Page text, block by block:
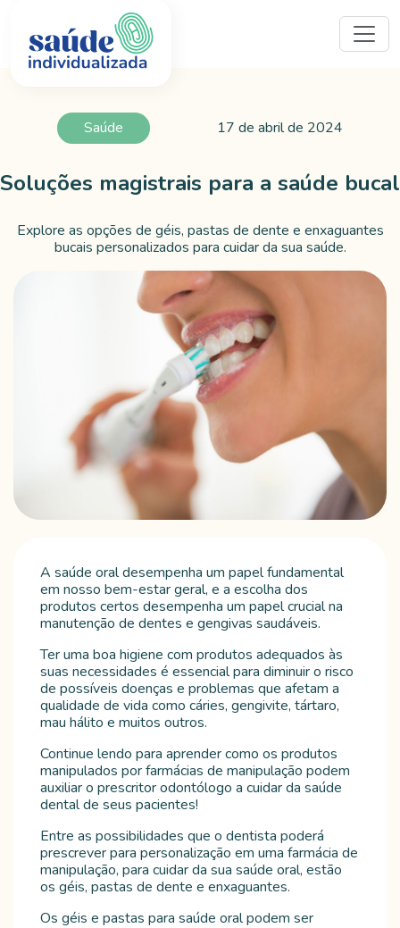
Saúde 17 de abril de 2024
Soluções magistrais para a saúde bucal
Explore as opções de géis, pastas de dente e enxaguantes
bucais personalizados para cuidar da sua saúde.
A saúde oral desempenha um papel fundamental
em nosso bem-estar geral, e a escolha dos
produtos certos desempenha um papel crucial na
manutenção de dentes e gengivas saudáveis.
Ter uma boa higiene com produtos adequados às
suas necessidades é essencial para diminuir o risco
de possíveis doenças e problemas que afetam a
qualidade de vida como cáries, gengivite, tártaro,
mau hálito e muitos outros.
Continue lendo para aprender como os produtos
manipulados por farmácias de manipulação podem
auxiliar o prescritor odontólogo a cuidar da saúde
dental de seus pacientes!
Entre as possibilidades que o dentista poderá
prescrever para personalização em uma farmácia de
manipulação, para cuidar da sua saúde oral, estão
os géis, pastas de dente e enxaguantes.
Os géis e pastas para saúde oral podem ser